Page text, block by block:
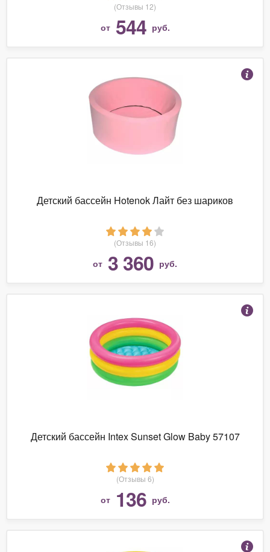
(Отзывы 12)
от 544 руб.
Детский бассейн Hotenok Лайт без шариков
(Отзывы 16)
от 3 360 руб.
Детский бассейн Intex Sunset Glow Baby 57107
(Отзывы 6)
от 136 руб.